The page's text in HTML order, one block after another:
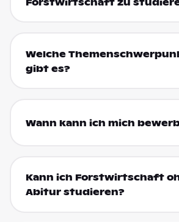
Forstwirtschaft zu
Welche
gibt es?
Wann kann ich mich
Kann ich Forstwirtschaft
Abitur studieren?